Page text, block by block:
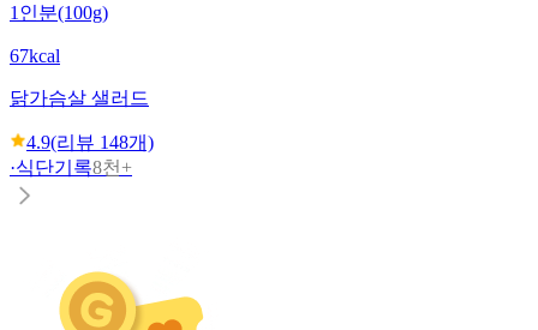
1인분(100g)
67kcal
닭가슴살 샐러드
4.9(리뷰 148개)
·식단기록8천+